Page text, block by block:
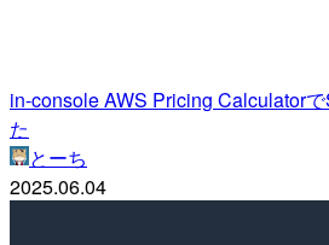
in-console AWS Pricing Calculator
た
とーち
2025.06.04